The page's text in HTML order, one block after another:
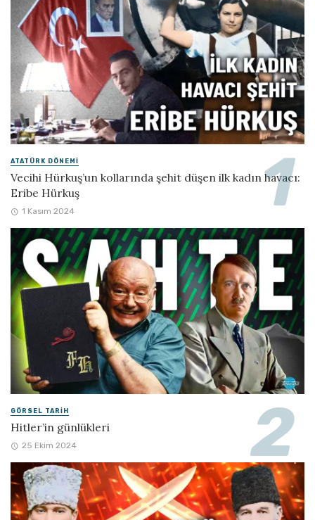
ATATÜRK DÖNEMI
Vecihi Hürkuş’un kollarında şehit düşen ilk kadın havacı:
Eribe Hürkuş
1 Kasım 2024
GÖRSEL TARIH
Hitler’in günlükleri
25 Ekim 2024